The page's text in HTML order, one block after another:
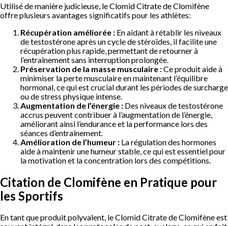
Utilisé de manière judicieuse, le Clomid Citrate de Clomifène
offre plusieurs avantages significatifs pour les athlètes:
Récupération améliorée : En aidant à rétablir les niveaux
de testostérone après un cycle de stéroïdes, il facilite une
récupération plus rapide, permettant de retourner à
l’entraînement sans interruption prolongée.
Préservation de la masse musculaire :Ce produit aide à
minimiser la perte musculaire en maintenant l’équilibre
hormonal, ce qui est crucial durant les périodes de surcharge
ou de stress physique intense.
Augmentation de l’énergie : Des niveaux de testostérone
accrus peuvent contribuer à l’augmentation de l’énergie,
améliorant ainsi l’endurance et la performance lors des
séances d’entraînement.
Amélioration de l’humeur : La régulation des hormones
aide à maintenir une humeur stable, ce qui est essentiel pour
la motivation et la concentration lors des compétitions.
Citation de Clomifène en Pratique pour
les Sportifs
En tant que produit polyvalent, le Clomid Citrate de Clomifène est